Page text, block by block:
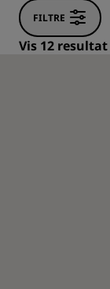
FILTRE
Vis 12 resultat